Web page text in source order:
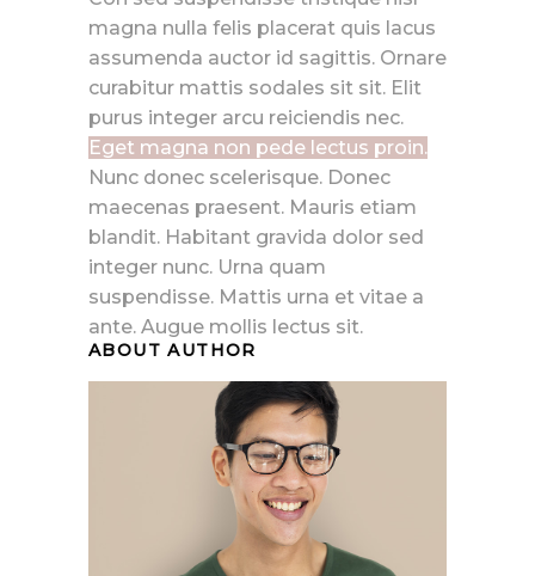
magna nulla felis placerat quis lacus
assumenda auctor id sagittis. Ornare
curabitur mattis sodales sit sit. Elit
purus integer arcu reiciendis nec.
Eget magna non pede lectus proin.
Nunc donec scelerisque. Donec
maecenas praesent. Mauris etiam
blandit. Habitant gravida dolor sed
integer nunc. Urna quam
suspendisse. Mattis urna et vitae a
ante. Augue mollis lectus sit.
ABOUT AUTHOR